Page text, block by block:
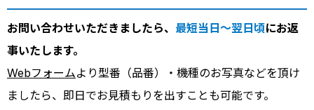
お問い合わせいただきましたら、 最短当日～翌日頃にお返
事いたします。
Webフォームより型番（品番）・機種のお写真などを頂け
ましたら、即日でお見積もりを出すことも可能です。